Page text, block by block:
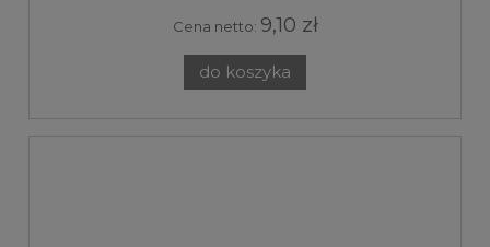
Cena netto: 9,10 zł
do koszyka